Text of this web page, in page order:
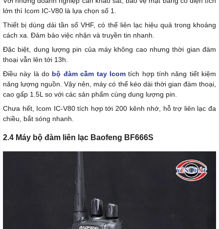
lớn thì Icom IC-V80 là lựa chọn số 1.
Thiết bị dùng dải tần số VHF, có thể liên lạc hiệu quả trong khoảng
cách xa. Đảm bảo việc nhận và truyền tin nhanh.
Đặc biệt, dung lượng pin của máy không cao nhưng thời gian đàm
thoại vẫn lên tới 13h.
Điều này là do bộ đàm cầm tay Icomtích hợp tính năng tiết kiệm
năng lượng nguồn. Vậy nên, máy có thể kéo dài thời gian đàm thoại,
cao gấp 1.5L so với các sản phẩm cùng dung lượng pin.
Chưa hết, Icom IC-V80 tích hợp tới 200 kênh nhớ, hỗ trợ liên lạc đa
chiều, bắt sóng nhanh.
2.4 Máy bộ đàm liên lạc Baofeng BF666S